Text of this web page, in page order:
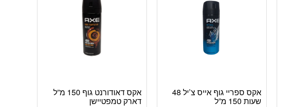
אקס ספריי גוף אייס צ’יל 48
שעות 150 מ”ל
אקס דאודורנט גוף 150 מ”ל
דארק טמפטיישן